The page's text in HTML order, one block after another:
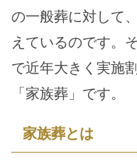
の一般葬に対して
えているのです。
で近年大きく実施
「家族葬」です。
家族葬とは